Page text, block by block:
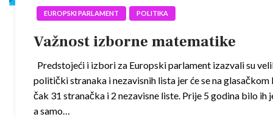
EUROPSKI PARLAMENT POLITIKA
Važnost izborne matematike
Predstojeći i izbori za Europski parlament izazvali su
politički stranaka i nezavisnih lista jer će se na glasačkom
čak 31 stranačka i 2 nezavisne liste. Prije 5 godina bilo ih
a samo…